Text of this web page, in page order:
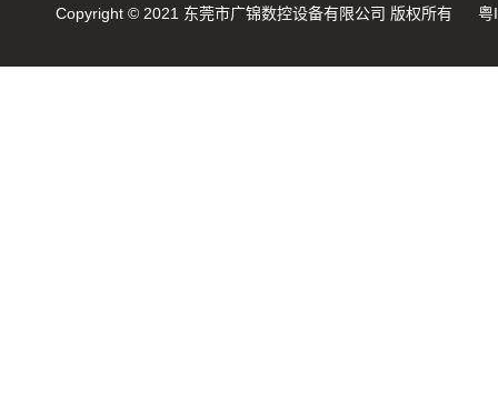
Copyright © 2021 东莞市广锦数控设备有限公司 版权所有 粤